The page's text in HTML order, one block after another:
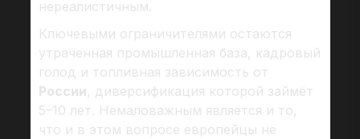
нереалистичным.
Ключевыми ограничителями остаются
утраченная промышленная база, кадровый
голод и топливная зависимость от
России, диверсификация которой займёт
5–10 лет. Немаловажным является и то,
что и в этом вопросе европейцы не